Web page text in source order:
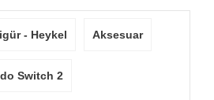
- Heykel Aksesuar
Switch 2